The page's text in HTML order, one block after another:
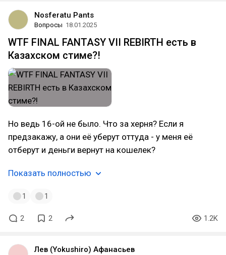
Nosferatu Pants
Вопросы 18.01.2025
WTF FINAL FANTASY VII REBIRTH есть в
Казахском стиме?!
Но ведь 16-ой не было. Что за херня? Если я
предзакажу, а они её уберут оттуда - у меня её
отберут и деньги вернут на кошелек?
Показать полностью
1 1
2 2 1.2K
Лев (Yokushiro) Афанасьев